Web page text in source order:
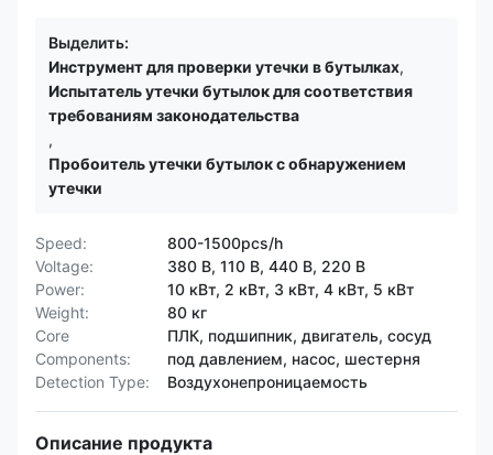
Выделить:
Инструмент для проверки утечки в бутылках,
Испытатель утечки бутылок для соответствия
требованиям законодательства
,
Пробоитель утечки бутылок с обнаружением
утечки
Speed:
800-1500pcs/h
Voltage:
380 В, 110 В, 440 В, 220 В
Power:
10 кВт, 2 кВт, 3 кВт, 4 кВт, 5 кВт
Weight:
80 кг
Core
Components:
ПЛК, подшипник, двигатель, сосуд
под давлением, насос, шестерня
Detection Type:
Воздухонепроницаемость
Описание продукта